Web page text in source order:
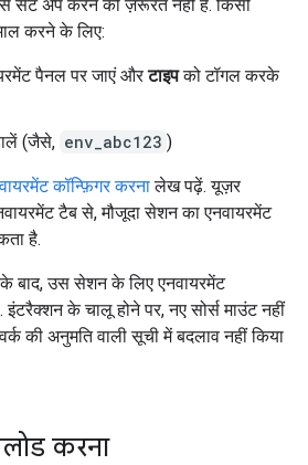
से सेट अप करने की ज़रूरत नहीं है. किसी
करने के लिए:
पैनल पर जाएं औरटाइपको टॉगल करके
(जैसे, env_abc123 )
कॉन्फ़िगर करनालेख पढ़ें. यूज़र
टैब से, मौजूदा सेशन का एनवायरमेंट
है.
बाद, उस सेशन के लिए एनवायरमेंट
इंटरैक्शन के चालू होने पर, नए सोर्स माउंट नहीं
की अनुमति वाली सूची में बदलाव नहीं किया
करना